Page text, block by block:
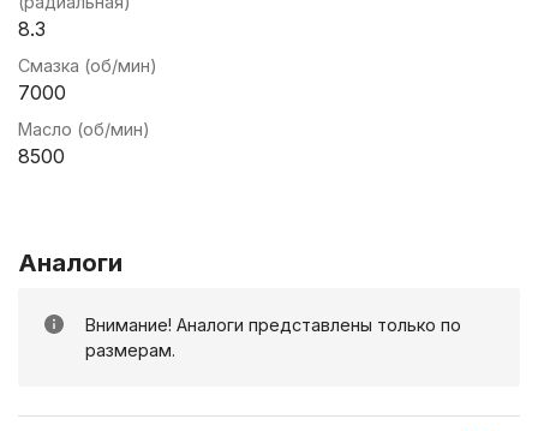
8.3
Смазка (об/мин)
7000
Масло (об/мин)
8500
Аналоги
Внимание! Аналоги представлены только по
размерам.